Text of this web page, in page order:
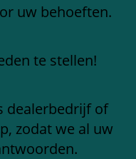
uw behoeften.
te stellen!
dealerbedrijf of
zodat we al uw